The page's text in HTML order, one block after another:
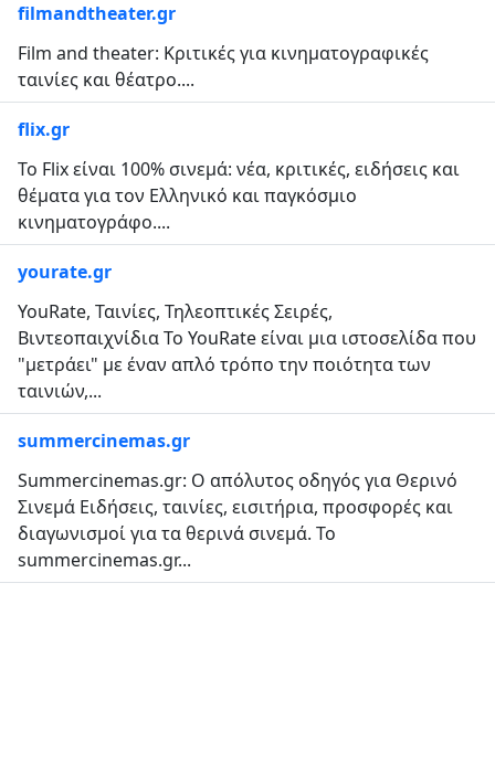
filmandtheater.gr
Film and theater: Κριτικές για κινηματογραφικές
ταινίες και θέατρο....
flix.gr
Το Flix είναι 100% σινεμά: νέα, κριτικές, ειδήσεις και
θέματα για τον Ελληνικό και παγκόσμιο
κινηματογράφο....
yourate.gr
YouRate, Ταινίες, Τηλεοπτικές Σειρές,
Βιντεοπαιχνίδια Το YouRate είναι μια ιστοσελίδα που
"μετράει" με έναν απλό τρόπο την ποιότητα των
ταινιών,...
summercinemas.gr
Summercinemas.gr: Ο απόλυτος οδηγός για Θερινό
Σινεμά Ειδήσεις, ταινίες, εισιτήρια, προσφορές και
διαγωνισμοί για τα θερινά σινεμά. Το
summercinemas.gr...